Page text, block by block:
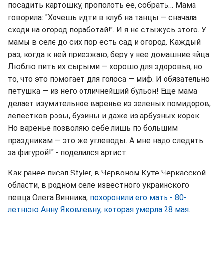
посадить картошку, прополоть ее, собрать… Мама
говорила: "Хочешь идти в клуб на танцы — сначала
сходи на огород поработай!". И я не стыжусь этого. У
мамы в селе до сих пор есть сад и огород. Каждый
раз, когда к ней приезжаю, беру у нее домашние яйца.
Люблю пить их сырыми — хорошо для здоровья, но
то, что это помогает для голоса — миф. И обязательно
петушка — из него отличнейший бульон! Еще мама
делает изумительное варенье из зеленых помидоров,
лепестков розы, бузины и даже из арбузных корок.
Но варенье позволяю себе лишь по большим
праздникам — это же углеводы. А мне надо следить
за фигурой!" - поделился артист.
Как ранее писал Styler, в Червоном Куте Черкасской
области, в родном селе известного украинского
певца Олега Винника, похоронили его мать - 80-
летнюю Анну Яковлевну, которая умерла 28 мая.